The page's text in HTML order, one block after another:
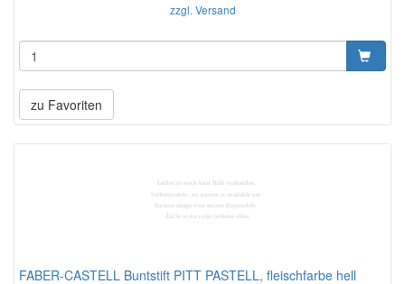
zzgl. Versand
zu Favoriten
FABER-CASTELL Buntstift PITT PASTELL, fleischfarbe hell